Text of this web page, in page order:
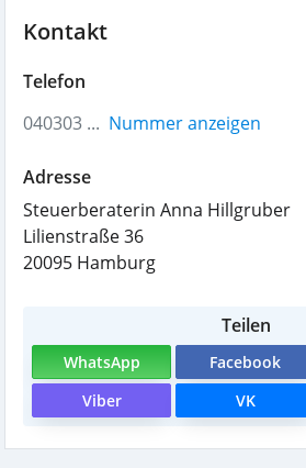
Kontakt
Telefon
040303 ... Nummer anzeigen
Adresse
Steuerberaterin Anna Hillgruber
Lilienstraße 36
20095 Hamburg
Teilen
WhatsApp Facebook
Viber
VK